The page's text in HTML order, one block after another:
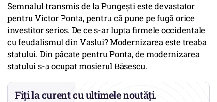
Semnalul transmis de la Pungești este devastator
pentru Victor Ponta, pentru că pune pe fugă orice
investitor serios. De ce s-ar lupta firmele occidentale
cu feudalismul din Vaslui? Modernizarea este treaba
statului. Din păcate pentru Ponta, de modernizarea
statului s-a ocupat moșierul Băsescu.
Fiți la curent cu ultimele noutăți.